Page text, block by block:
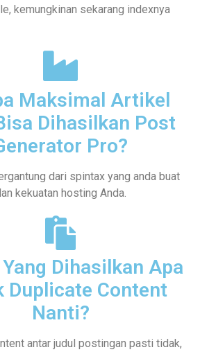
kemungkinan sekarang indexnya
Maksimal Artikel
Dihasilkan Post
Pro?
dari spintax yang anda buat
kekuatan hosting Anda.
Dihasilkan Apa
Duplicate Content
Nanti?
antar judul postingan pasti tidak,